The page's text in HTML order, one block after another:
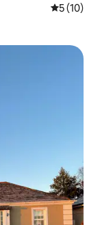
Prosječna
5 (10)
gosti”